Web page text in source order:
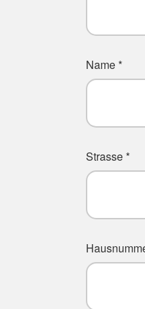
Name *
Strasse *